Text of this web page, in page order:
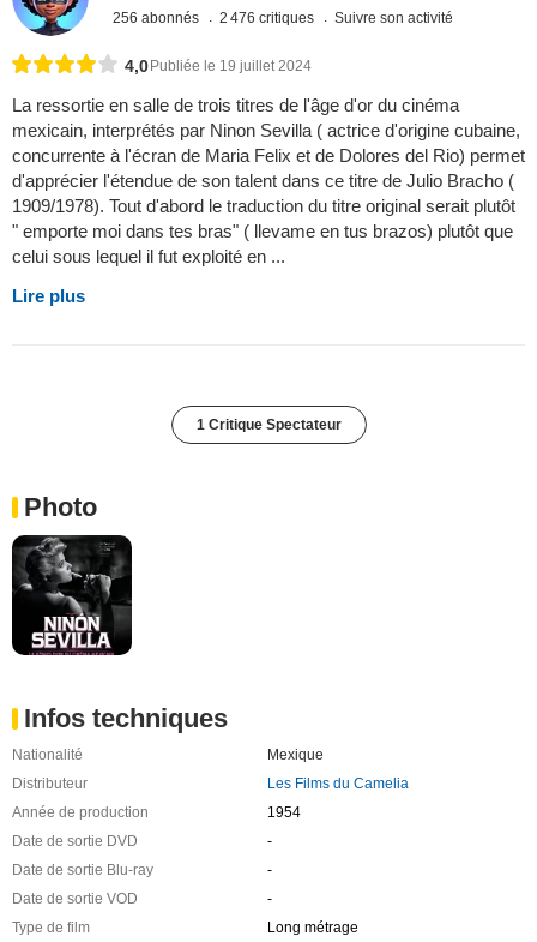
256 abonnés 2 476 critiques Suivre son activité
4,0 Publiée le 19 juillet 2024
La ressortie en salle de trois titres de l'âge d'or du cinéma
mexicain, interprétés par Ninon Sevilla ( actrice d'origine cubaine,
concurrente à l'écran de Maria Felix et de Dolores del Rio) permet
d'apprécier l'étendue de son talent dans ce titre de Julio Bracho (
1909/1978). Tout d'abord le traduction du titre original serait plutôt
" emporte moi dans tes bras" ( llevame en tus brazos) plutôt que
celui sous lequel il fut exploité en ...
Lire plus
1 Critique Spectateur
Photo
Infos techniques
Nationalité
Mexique
Distributeur
Les Films du Camelia
Année de production
1954
Date de sortie DVD
-
Date de sortie Blu-ray
-
Date de sortie VOD
-
Type de film
Long métrage